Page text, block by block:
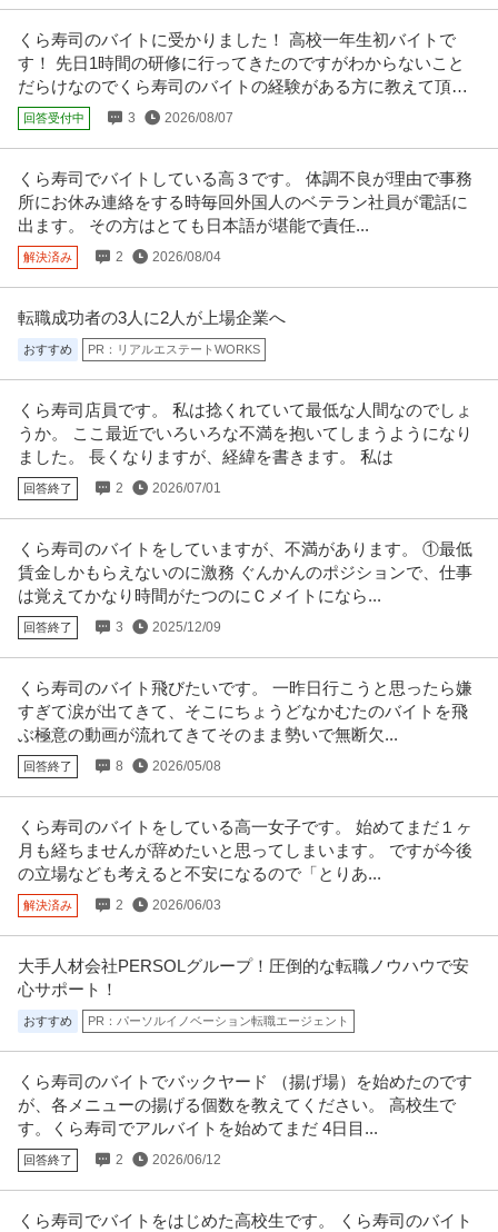
iLs合同会社
新着 パート・アルバイト 未経験OK 交通費支給 学歴不問
時給1,700円〜2,300円
【安心】 現場には同社スタッフ最低2名以上、1名の現場はありません！ 【安
心】 新幹線利用や宿泊の…続きを見る
自転車修理メンテナンススタッフ／時給1600円-／社員登用あり／
接客なし
株式会社ドクターペダル
新着 パート・アルバイト 交通費支給 学歴不問 シフト制
時給1,600円
即戦力となる経験者の方のみの募集となります。 街中でよく⾒かけるシェア
コールセンター／サービスエリアや渋滞情報などの問合せ対応
アルティウスリンク株式会社
新着 パート・アルバイト・契約社員 未経験OK 交通費支給 昇給あり
時給1,750円
推したいポイント ★プライベート時間も充実！ ゆっくり午後出社♪週4日勤務
～OK ★お昼から出社で
ナイトワーク関連
Altair
新着 パート・アルバイト 未経験OK
日給2.5万円
女性のリーダーを中心に営業しています♪マニュアルがしっかり確立している
ので未経験でも安心★「自信が…続きを見る
提供：バイトル
くら寿司のバイトに受かりました！ 高校一年生初バイトで
す！ 先日1時間の研修に行ってきたのですがわからないこと
だらけなのでくら寿司のバイトの経験がある方に教えて頂き
たいです。
回答受付中 3 2026/08/07
くら寿司でバイトしている高３です。 体調不良が理由で事務
所にお休み連絡をする時毎回外国人のベテラン社員が電話に
出ます。 その方はとても日本語が堪能で責任...
解決済み 2 2026/08/04
転職成功者の3人に2人が上場企業へ
おすすめ PR：リアルエステートWORKS
くら寿司店員です。 私は捻くれていて最低な人間なのでしょ
うか。 ここ最近でいろいろな不満を抱いてしまうようになり
ました。 長くなりますが、経緯を書きます。 私は
回答終了 2 2026/07/01
くら寿司のバイトをしていますが、不満があります。 ①最低
賃金しかもらえないのに激務 ぐんかんのポジションで、仕事
は覚えてかなり時間がたつのにＣメイトになら...
回答終了 3 2025/12/09
くら寿司のバイト飛びたいです。 一昨日行こうと思ったら嫌
すぎて涙が出てきて、そこにちょうどなかむたのバイトを飛
ぶ極意の動画が流れてきてそのまま勢いで無断欠...
回答終了 8 2026/05/08
くら寿司のバイトをしている高一女子です。 始めてまだ１ヶ
月も経ちませんが辞めたいと思ってしまいます。 ですが今後
の立場なども考えると不安になるので「とりあ...
解決済み 2 2026/06/03
大手人材会社PERSOLグループ！圧倒的な転職ノウハウで安
心サポート！
おすすめ PR：パーソルイノベーション転職エージェント
くら寿司のバイトでバックヤード （揚げ場）を始めたのです
が、各メニューの揚げる個数を教えてください。 高校生で
す。くら寿司でアルバイトを始めてまだ 4日目...
回答終了 2 2026/06/12
くら寿司でバイトをはじめた高校生です。 くら寿司のバイト